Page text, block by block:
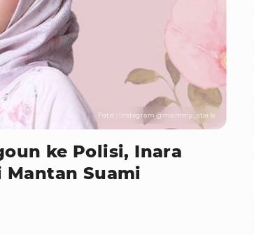
Foto : Instagram @mommy_starla
ke Polisi, Inara
Mantan Suami